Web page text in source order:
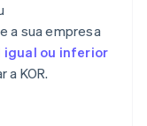
a sua empresa
igual ou inferior
KOR.